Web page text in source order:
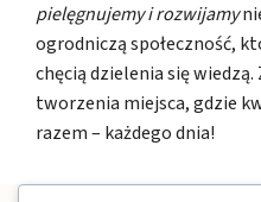
pielęgnujemy i rozwijamy
ogrodniczą społeczność,
chęcią dzielenia się
tworzenia miejsca, gdzie
razem – każdego dnia!